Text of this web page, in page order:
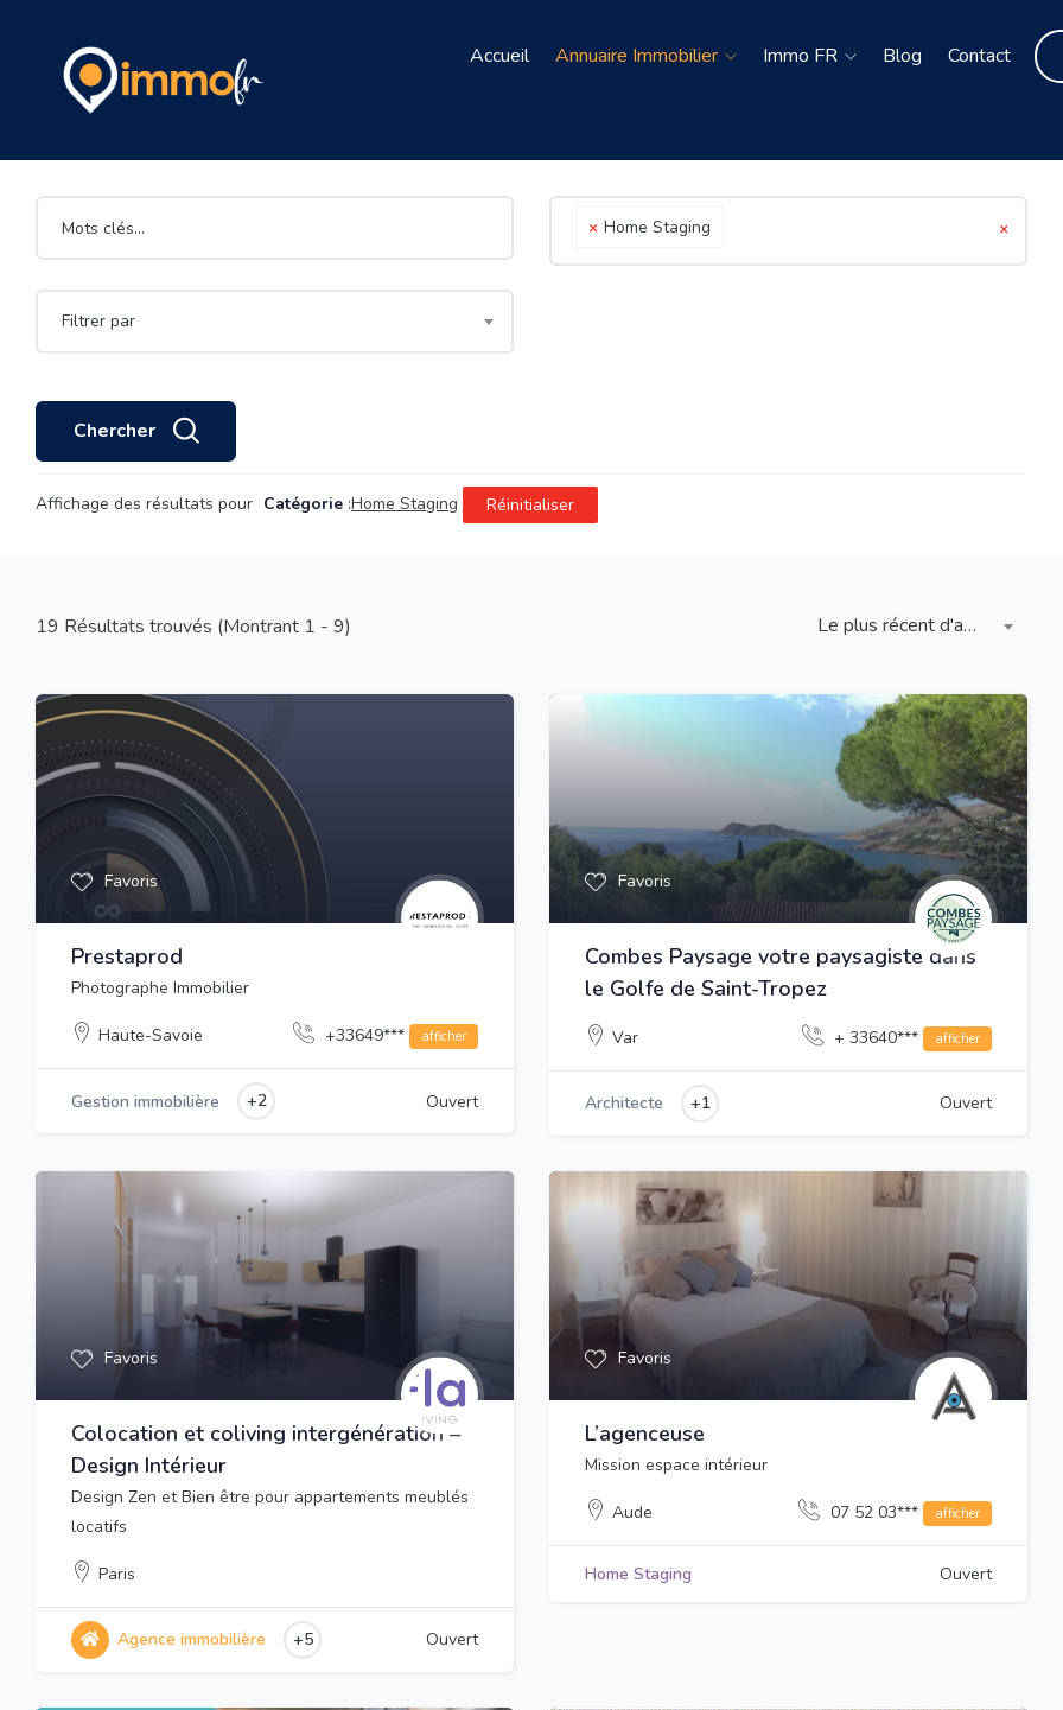
Accueil Annuaire Immobilier Immo FR Blog Contact
×
× Home Staging
Filtrer par
Chercher
Affichage des résultats pour Catégorie :Home Staging Réinitialiser
19 Résultats trouvés (Montrant 1 - 9) Le plus récent d'abord
Favoris
Prestaprod
Photographe Immobilier
Haute-Savoie +33649*** afficher
Gestion immobilière +2 Ouvert
Favoris
Combes Paysage votre paysagiste dans
le Golfe de Saint-Tropez
Var + 33640*** afficher
Architecte +1 Ouvert
Favoris
Colocation et coliving intergénération –
Design Intérieur
Design Zen et Bien être pour appartements meublés
locatifs
Paris
Agence immobilière +5 Ouvert
Favoris
L’agenceuse
Mission espace intérieur
Aude 07 52 03*** afficher
Home Staging Ouvert